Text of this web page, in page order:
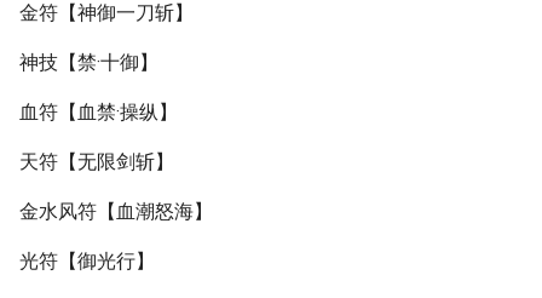
金符【神御一刀斩】
神技【禁·十御】
血符【血禁·操纵】
天符【无限剑斩】
金水风符【血潮怒海】
光符【御光行】